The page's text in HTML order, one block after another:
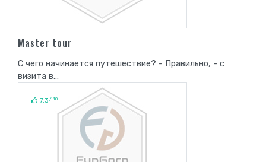
Master tour
С чего начинается путешествие? - Правильно, - с
визита в...
7.3 / 10